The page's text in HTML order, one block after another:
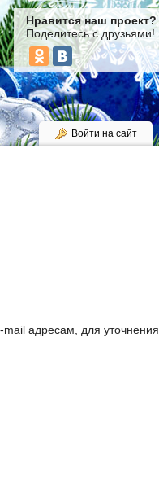
Нравится наш проект?
Поделитесь с друзьями!
Войти на сайт
адресам, для уточнения